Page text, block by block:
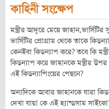
কাহিনী সংক্ষেপ
মন্ত্রীর আদুরে মেয়ে
ভার্সিটির প্রোগ্রাম থেকে তাকে
কেনইবা কিডন্যাপ করে? তবে কি
কিডন্যাপ করে জাহানকে মন্ত্রীর
এই কিডন্যাপিংয়ের পেছনে?
অন্যদিকে আবার জাহানকে যারা
দেখা যায়! কে এই হ্যান্ডসাম